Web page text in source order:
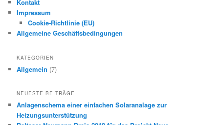
Kontakt
Impressum
Cookie-Richtlinie (EU)
Allgemeine Geschäftsbedingungen
KATEGORIEN
Allgemein (7)
NEUESTE BEITRÄGE
Anlagenschema einer einfachen Solaranalage zur
Heizungsunterstützung